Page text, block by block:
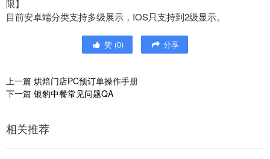
限】
目前安卓端分类支持多级展示，IOS只支持到2级显示。
赞 (0) 分享
上一篇 烘焙门店PC预订单操作手册
下一篇 银豹中餐常见问题QA
相关推荐